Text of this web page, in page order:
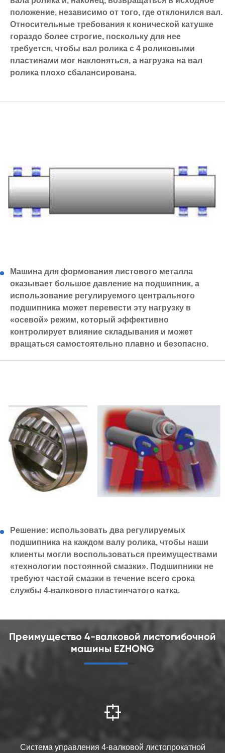
положение, независимо от того, где отклонился вал.
Относительные требования к конической катушке
гораздо более строгие, поскольку для нее
требуется, чтобы вал ролика с 4 роликовыми
пластинами мог наклоняться, а нагрузка на вал
ролика плохо сбалансирована.
Машина для формования листового металла
оказывает большое давление на подшипник, а
использование регулируемого центрального
подшипника может перевести эту нагрузку в
«осевой» режим, который эффективно
контролирует влияние складывания и может
вращаться самостоятельно плавно и безопасно.
Решение: использовать два регулируемых
подшипника на каждом валу ролика, чтобы наши
клиенты могли воспользоваться преимуществами
«технологии постоянной смазки». Подшипники не
требуют частой смазки в течение всего срока
службы 4-валкового пластинчатого катка.
Преимущество 4-валковой листогибочной
машины EZHONG

Система управления 4-валковой листопрокатной